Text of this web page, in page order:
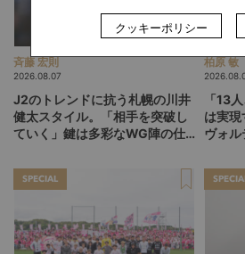
斉藤 宏則
2026.08.07
J2のトレンドに抗う札幌の川井
健太スタイル。「相手を突破し
ていく」鍵は多彩なWG陣の仕
柏原 敏
「13
は実
ヴォル
SPECIAL
クッキーポリシー